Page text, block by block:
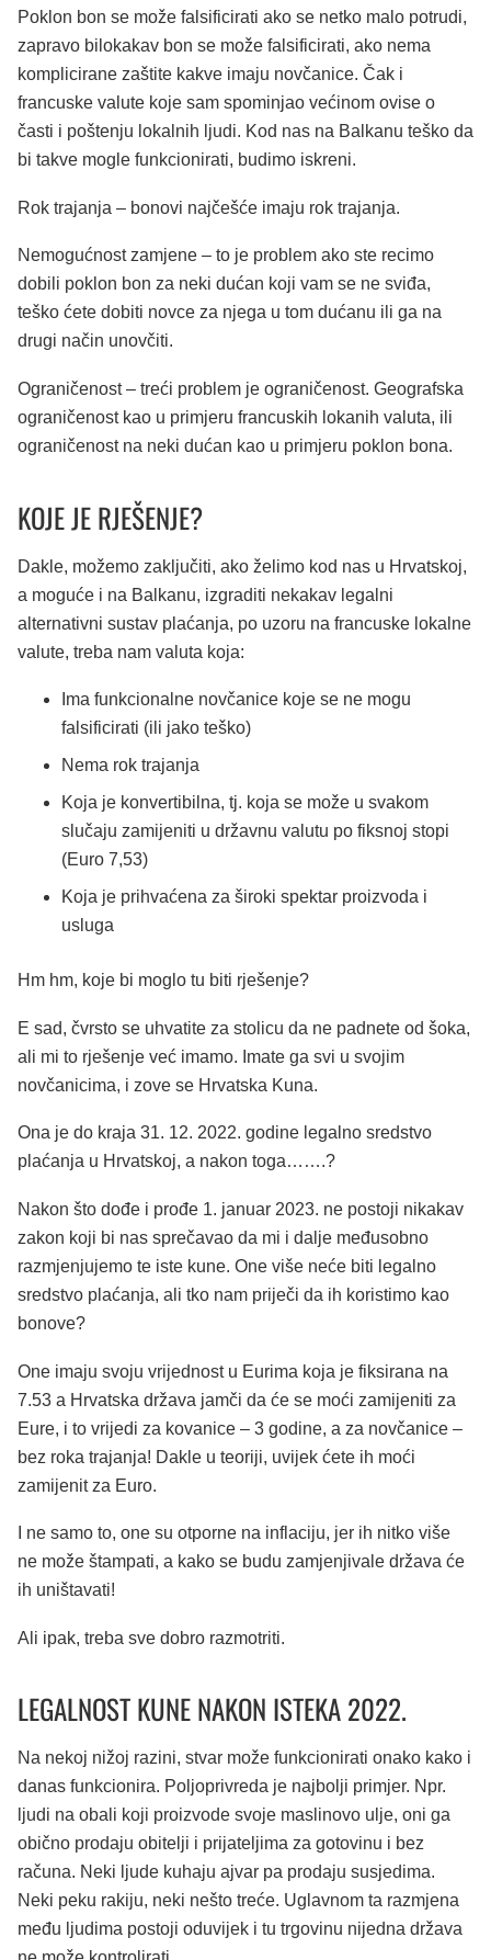
Poklon bon se može falsificirati ako se netko malo potrudi,
zapravo bilokakav bon se može falsificirati, ako nema
komplicirane zaštite kakve imaju novčanice. Čak i
francuske valute koje sam spominjao većinom ovise o
časti i poštenju lokalnih ljudi. Kod nas na Balkanu teško da
bi takve mogle funkcionirati, budimo iskreni.
Rok trajanja – bonovi najčešće imaju rok trajanja.
Nemogućnost zamjene – to je problem ako ste recimo
dobili poklon bon za neki dućan koji vam se ne sviđa,
teško ćete dobiti novce za njega u tom dućanu ili ga na
drugi način unovčiti.
Ograničenost – treći problem je ograničenost. Geografska
ograničenost kao u primjeru francuskih lokanih valuta, ili
ograničenost na neki dućan kao u primjeru poklon bona.
KOJE JE RJEŠENJE?
Dakle, možemo zaključiti, ako želimo kod nas u Hrvatskoj,
a moguće i na Balkanu, izgraditi nekakav legalni
alternativni sustav plaćanja, po uzoru na francuske lokalne
valute, treba nam valuta koja:
Ima funkcionalne novčanice koje se ne mogu
falsificirati (ili jako teško)
Nema rok trajanja
Koja je konvertibilna, tj. koja se može u svakom
slučaju zamijeniti u državnu valutu po fiksnoj stopi
(Euro 7,53)
Koja je prihvaćena za široki spektar proizvoda i
usluga
Hm hm, koje bi moglo tu biti rješenje?
E sad, čvrsto se uhvatite za stolicu da ne padnete od šoka,
ali mi to rješenje već imamo. Imate ga svi u svojim
novčanicima, i zove se Hrvatska Kuna.
Ona je do kraja 31. 12. 2022. godine legalno sredstvo
plaćanja u Hrvatskoj, a nakon toga…….?
Nakon što dođe i prođe 1. januar 2023. ne postoji nikakav
zakon koji bi nas sprečavao da mi i dalje međusobno
razmjenjujemo te iste kune. One više neće biti legalno
sredstvo plaćanja, ali tko nam priječi da ih koristimo kao
bonove?
One imaju svoju vrijednost u Eurima koja je fiksirana na
7.53 a Hrvatska država jamči da će se moći zamijeniti za
Eure, i to vrijedi za kovanice – 3 godine, a za novčanice –
bez roka trajanja! Dakle u teoriji, uvijek ćete ih moći
zamijenit za Euro.
I ne samo to, one su otporne na inflaciju, jer ih nitko više
ne može štampati, a kako se budu zamjenjivale država će
ih uništavati!
Ali ipak, treba sve dobro razmotriti.
LEGALNOST KUNE NAKON ISTEKA 2022.
Na nekoj nižoj razini, stvar može funkcionirati onako kako i
danas funkcionira. Poljoprivreda je najbolji primjer. Npr.
ljudi na obali koji proizvode svoje maslinovo ulje, oni ga
obično prodaju obitelji i prijateljima za gotovinu i bez
računa. Neki ljude kuhaju ajvar pa prodaju susjedima.
Neki peku rakiju, neki nešto treće. Uglavnom ta razmjena
među ljudima postoji oduvijek i tu trgovinu nijedna država